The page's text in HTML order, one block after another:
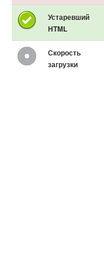
Устаревший
HTML
Скорость
загрузки